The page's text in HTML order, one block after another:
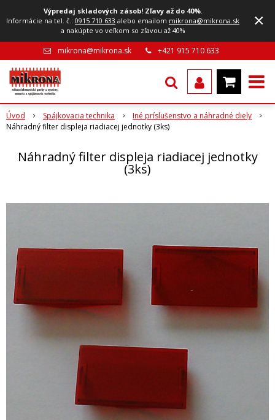
Výpredaj skladových zásob! Zľavy až do 40%.
Informácie na tel. č.:0915 710 633 alebo emailom mikrona@mikrona.sk
a nakúpte vo veľkom so zľavou až 40%
×
mikrona@mikrona.sk +421 915 710 633
Úvod Spájkovacia technika
Iné príslušenstvo a náhradné diely
Náhradný filter displeja riadiacej jednotky (3ks)
Náhradný filter displeja riadiacej jednotky
(3ks)